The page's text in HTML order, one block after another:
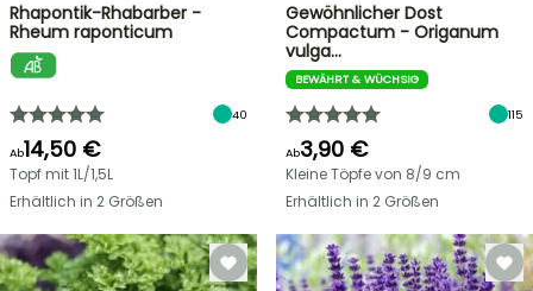
Rhapontik-Rhabarber -
Rheum raponticum
40
Ab14,50 €
Topf mit 1L/1,5L
Erhältlich in 2 Größen
Gewöhnlicher Dost
Compactum - Origanum
vulga…
BEWÄHRT & WÜCHSIG
115
Ab3,90 €
Kleine Töpfe von 8/9 cm
Erhältlich in 2 Größen